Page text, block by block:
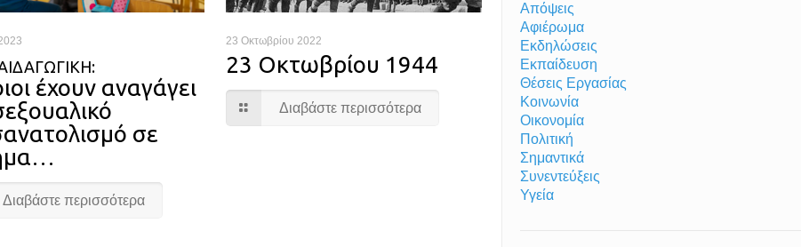
έχουν αναγάγει
σε
Διαβάστε περισσότερα
23 Οκτωβρίου 2022
23 Οκτωβρίου 1944
Διαβάστε περισσότερα
Απόψεις
Αφιέρωμα
Εκδηλώσεις
Εκπαίδευση
Θέσεις Εργασίας
Κοινωνία
Οικονομία
Πολιτική
Σημαντικά
Συνεντεύξεις
Υγεία